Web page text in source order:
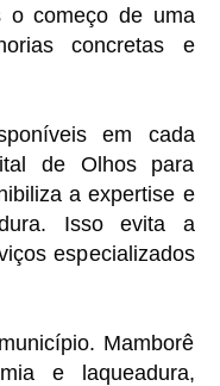
o começo de uma
concretas e
em cada
de Olhos para
a expertise e
Isso evita a
especializados
Mamborê
e laqueadura,